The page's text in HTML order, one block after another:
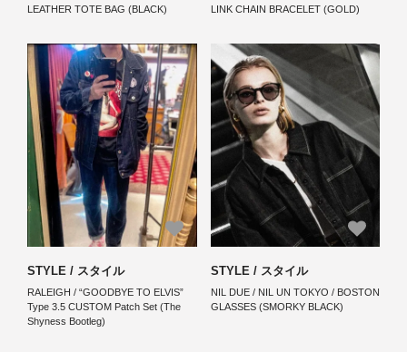
LEATHER TOTE BAG (BLACK)
LINK CHAIN BRACELET (GOLD)
STYLE / スタイル
RALEIGH / “GOODBYE TO ELVIS”
Type 3.5 CUSTOM Patch Set (The
Shyness Bootleg)
STYLE / スタイル
NIL DUE / NIL UN TOKYO / BOSTON
GLASSES (SMORKY BLACK)